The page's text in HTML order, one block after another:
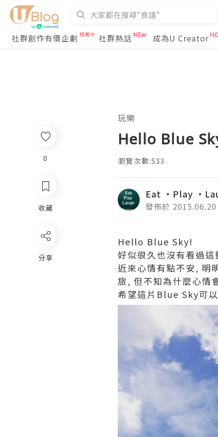
社群創作有價企劃 社群熱話 成為U Creator
玩樂
Hello Blue
瀏覽次數:533
Eat ・Play ・
發佈於 2015.06.20
Hello Blue Sky!
好似很久也沒有看過
近來心情有點不安, 明
旅, 但不知為什麼心情
希望這片Blue Sky可
0
收藏
分享